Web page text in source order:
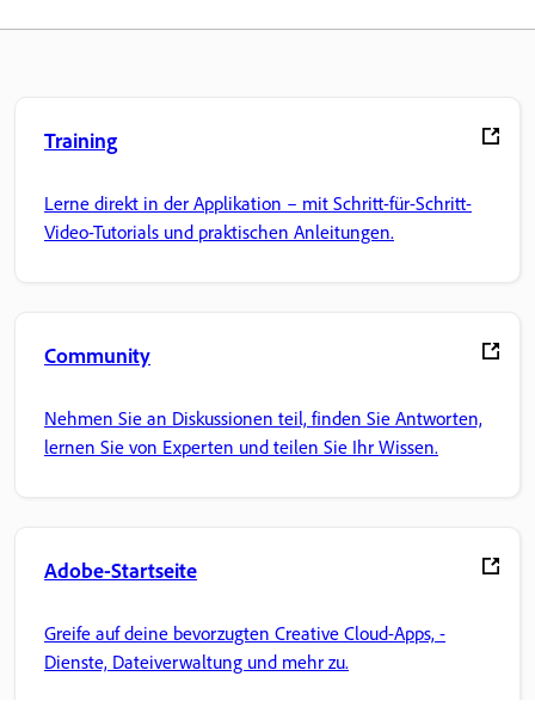
Training
Lerne direkt in der Applikation – mit Schritt-für-Schritt-
Video-Tutorials und praktischen Anleitungen.
Community
Nehmen Sie an Diskussionen teil, finden Sie Antworten,
lernen Sie von Experten und teilen Sie Ihr Wissen.
Adobe-Startseite
Greife auf deine bevorzugten Creative Cloud-Apps, -
Dienste, Dateiverwaltung und mehr zu.